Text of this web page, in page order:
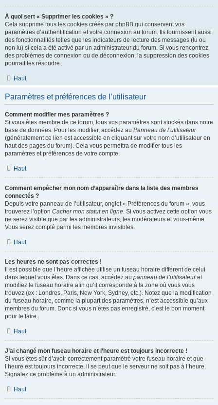
À quoi sert « Supprimer les cookies » ?
Cela supprime tous les cookies créés par phpBB qui conservent vos
paramètres d’authentification et votre connexion au forum. Ils fournissent aussi
des fonctionnalités telles que les indicateurs de lecture des messages (lu ou
non lu) si cela a été activé par un administrateur du forum. Si vous rencontrez
des problèmes de connexion ou de déconnexion, la suppression des cookies
pourrait les résoudre.
Haut
Paramètres et préférences de l’utilisateur
Comment modifier mes paramètres ?
Si vous êtes membre de ce forum, tous vos paramètres sont stockés dans notre
base de données. Pour les modifier, accédez au Panneau de l’utilisateur
(généralement ce lien est accessible en cliquant sur votre nom d’utilisateur en
haut des pages du forum). Cela vous permettra de modifier tous les
paramètres et préférences de votre compte.
Haut
Comment empêcher mon nom d’apparaître dans la liste des membres
connectés ?
Depuis votre panneau de l’utilisateur, onglet « Préférences du forum », vous
trouverez l’option Cacher mon statut en ligne. Si vous activez cette option vous
ne serez visible que par les administrateurs, les modérateurs et vous-même.
Vous serez compté parmi les membres invisibles.
Haut
Les heures ne sont pas correctes !
Il est possible que l’heure affichée utilise un fuseau horaire différent de celui
dans lequel vous êtes. Dans ce cas, accédez au panneau de l’utilisateuret
modifiez le fuseau horaire afin qu’il corresponde à la zone où vous vous
trouvez (ex : Londres, Paris, New York, Sydney, etc.). Notez que la modification
du fuseau horaire, comme la plupart des paramètres, n’est accessible qu’aux
membres du forum. Donc si vous n’êtes pas enregistré, c’est le bon moment
pour le faire.
Haut
J’ai changé mon fuseau horaire et l’heure est toujours incorrecte !
Si vous êtes sûr d’avoir correctement paramétré votre fuseau horaire et que
l’heure est toujours incorrecte, il se peut que le serveur ne soit pas à l’heure.
Signalez ce problème à un administrateur.
Haut